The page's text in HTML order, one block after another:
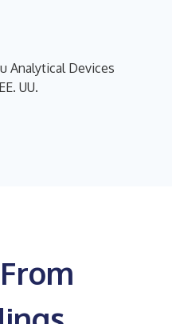
Analytical Devices
UU.